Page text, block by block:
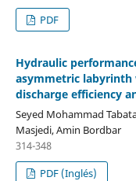
PDF
Hydraulic
asymmetric labyrinth
discharge efficiency
Seyed Mohammad
Masjedi, Amin Bordbar
314-348
PDF (Inglés)